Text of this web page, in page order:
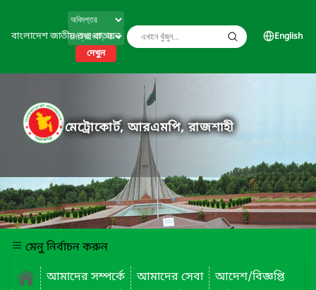
বাংলাদেশ জাতীয় তথ্য বাতায়ন
দেখুন
English
মেট্রোকোর্ট, আরএমপি, রাজশাহী
মেনু নির্বাচন করুন
আমাদের সম্পর্কে
আমাদের সেবা
আদেশ/বিজ্ঞপ্তি